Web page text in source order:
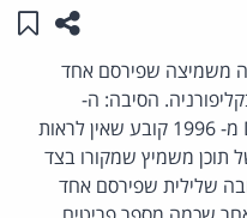
שתפו
משמיצה שפירסם אחד
הסיבה: ה-
Decency in Communication Act מ- 1996 קובע שאין לראות
תוכן משמיץ שמקורו בצד
שלילית שפירסם אחד